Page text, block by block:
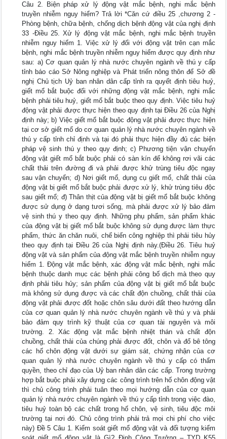
Câu 2. Biện pháp xử lý động vật mắc bệnh, nghi mắc bệnh
truyền nhiễm nguy hiểm? Trả lời *Căn cứ điều 25 ,chương 2 -
Phòng bệnh, chữa bệnh, chống dịch bệnh động vật của nghị định
33 -Điều 25. Xử lý động vật mắc bệnh, nghi mắc bệnh truyền
nhiễm nguy hiểm 1. Việc xử lý đối với động vật trên cạn mắc
bệnh, nghi mắc bệnh truyền nhiễm nguy hiểm được quy định như
sau: a) Cơ quan quản lý nhà nước chuyên ngành về thú y cấp
tỉnh báo cáo Sở Nông nghiệp và Phát triển nông thôn để Sở đề
nghị Chủ tịch Uỷ ban nhân dân cấp tỉnh ra quyết định tiêu huỷ,
giết mổ bắt buộc đối với những động vật mắc bệnh, nghi mắc
bệnh phải tiêu huỷ, giết mổ bắt buộc theo quy định. Việc tiêu huỷ
động vật phải được thực hiện theo quy định tại Điều 26 của Nghị
định này; b) Việc giết mổ bắt buộc động vật phải được thực hiện
tại cơ sở giết mổ do cơ quan quản lý nhà nước chuyên ngành về
thú y cấp tỉnh chỉ định và tại đó phải thực hiện đầy đủ các biện
pháp vệ sinh thú y theo quy định; c) Phương tiện vận chuyển
động vật giết mổ bắt buộc phải có sàn kín để không rơi vãi các
chất thải trên đường đi và phải được khử trùng tiêu độc ngay
sau vận chuyển; d) Nơi giết mổ, dụng cụ giết mổ, chất thải của
động vật bị giết mổ bắt buộc phải được xử lý, khử trùng tiêu độc
sau giết mổ; đ) Thân thịt của động vật bị giết mổ bắt buộc không
được sử dụng ở dạng tươi sống, mà phải được xử lý bảo đảm
vệ sinh thú y theo quy định. Những phụ phẩm, sản phẩm khác
của động vật bị giết mổ bắt buộc không sử dụng được làm thực
phẩm, thức ăn chăn nuôi, chế biến công nghiệp thì phải tiêu hủy
theo quy định tại Điều 26 của Nghị định này.(Điều 26. Tiêu huỷ
động vật và sản phẩm của động vật mắc bệnh truyền nhiễm nguy
hiểm 1. Động vật mắc bệnh, xác động vật mắc bệnh, nghi mắc
bệnh thuộc danh mục các bệnh phải công bố dịch mà theo quy
định phải tiêu hủy; sản phẩm của động vật bị giết mổ bắt buộc
mà không sử dụng được và các chất độn chuồng, chất thải của
động vật phải được đốt hoặc chôn sâu dưới đất theo hướng dẫn
của cơ quan quản lý nhà nước chuyên ngành về thú y và phải
bảo đảm quy trình kỹ thuật của cơ quan tài nguyên và môi
trường. 2. Xác động vật mắc bệnh nhiệt thán và chất độn
chuồng, chất thải của chúng phải được đốt, chôn và đổ bê tông
các hố chôn động vật dưới sự giám sát, chứng nhận của cơ
quan quản lý nhà nước chuyên ngành về thú y cấp có thẩm
quyền, theo chỉ đạo của Uỷ ban nhân dân các cấp. Trong trường
hợp bắt buộc phải xây dựng các công trình trên hố chôn động vật
thì chủ công trình phải tuân theo mọi hướng dẫn của cơ quan
quản lý nhà nước chuyên ngành về thú y cấp tỉnh trong việc đào,
tiêu huỷ toàn bộ các chất trong hố chôn, vệ sinh, tiêu độc môi
trường tại nơi đó. Chủ công trình phải trả mọi chi phí cho việc
này) Đề 5 Câu 1. Kiểm soát giết mổ động vật và đối tượng kiểm